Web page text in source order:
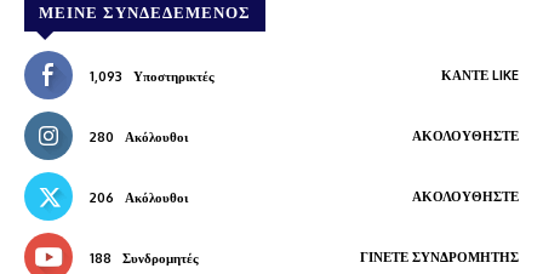
ΜΕΊΝΕ ΣΥΝΔΕΔΕΜΈΝΟΣ
1,093 Υποστηρικτές ΚΆΝΤΕ LIKE
280 Ακόλουθοι ΑΚΟΛΟΥΘΉΣΤΕ
206 Ακόλουθοι ΑΚΟΛΟΥΘΉΣΤΕ
188 Συνδρομητές ΓΊΝΕΤΕ ΣΥΝΔΡΟΜΗΤΉΣ